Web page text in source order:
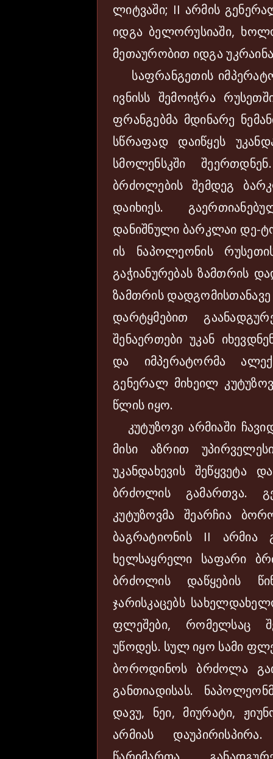
ლიტვაში; II არმის
იდგა ბელორუსიაში,
მეთაურობით იდგა
საფრანგეთის
ივნისს შემოიჭრა
ფრანგებმა მდინარე
სწრაფად დაიწყეს
სმოლენსკში
ბრძოლების შემდეგ
დაიხიეს.
დანიშნული ბარკლაი დე-
ის ნაპოლეონის
გაჭიანურებას ზამთრის
ზამთრის
დარტყმებით
შენაერთები უკან
და იმპერატორმა
გენერალ მიხეილ
წლის იყო.
კუტუზოვი არმიაში
მისი აზრით
უკანდახევის შეწყვეტა
ბრძოლის გამართვა.
კუტუზოვმა შეარჩია
ბაგრატიონის II არმია
ხელსაყრელი საფარი
ბრძოლის დაწყების
ჯარისკაცებს
ფლეშები, რომელსაც
უწოდეს. სულ იყო სამი
ბოროდინოს ბრძოლა
განთიადისას.
დავუ, ნეი, მიურატი,
არმიას